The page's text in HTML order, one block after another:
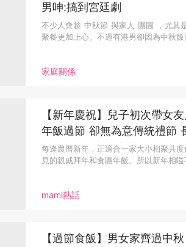
家庭關係
男呻:搞到宮廷劇
不少人會趁 中秋節 與家人 團圓 ，尤其
聚餐更加上心。不過有港男卻因為中秋飯
mami熱話
【新年慶祝】兒子初次帶女
年飯過節 卻無為意傳統禮節
黑面？！
每逢農曆新年，正適合一家大小相聚共
見的親戚拜年和食團年飯。所以新年相
【過節食飯】男女家齊過中